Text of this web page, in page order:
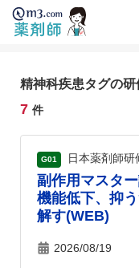
精神科疾患タグの研
7 件
G01 日本薬剤師研
副作用マスタ
機能低下、抑
解す(WEB)
2026/08/19